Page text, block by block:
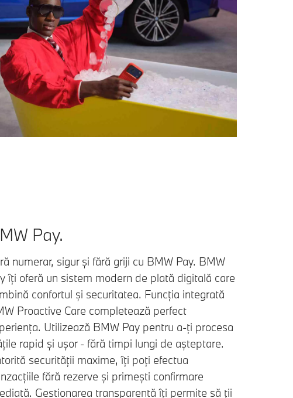
Pay.
numerar, sigur și fără griji cu BMW Pay. BMW
îți oferă un sistem modern de plată digitală care
confortul și securitatea. Funcția integrată
Proactive Care completează perfect
Utilizează BMW Pay pentru a-ți procesa
rapid și ușor - fără timpi lungi de așteptare.
securității maxime, îți poți efectua
fără rezerve și primești confirmare
Gestionarea transparentă îți permite să ții